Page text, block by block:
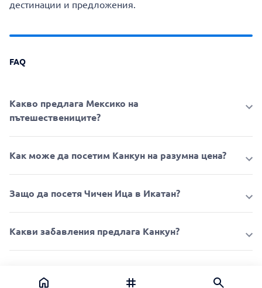
дестинации и предложения.
FAQ
Какво предлага Мексико на
пътешествениците?
Как може да посетим Канкун на разумна цена?
Защо да посетя Чичен Ица в Икатан?
Какви забавления предлага Канкун?
Instagram